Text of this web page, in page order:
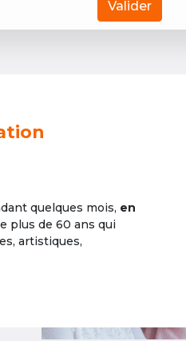
Valider
quelques mois, en
plus de 60 ans qui
artistiques,